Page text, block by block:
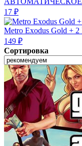
17 ₽
Metro Exodus Gold +
149 ₽
Сортировка